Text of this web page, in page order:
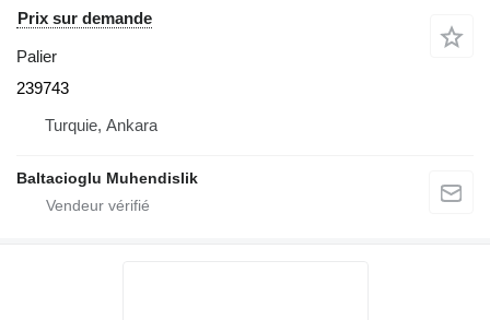
Prix sur demande
Palier
239743
Turquie, Ankara
Baltacioglu Muhendislik